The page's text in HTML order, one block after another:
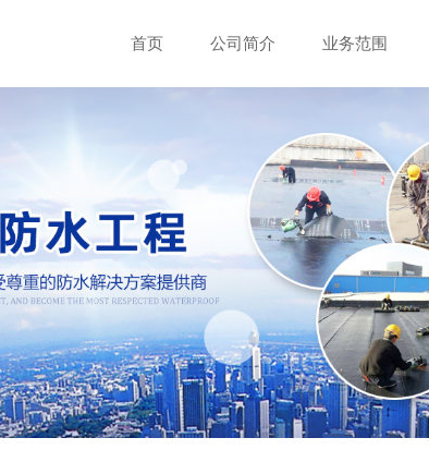
首页 公司简介 业务范围